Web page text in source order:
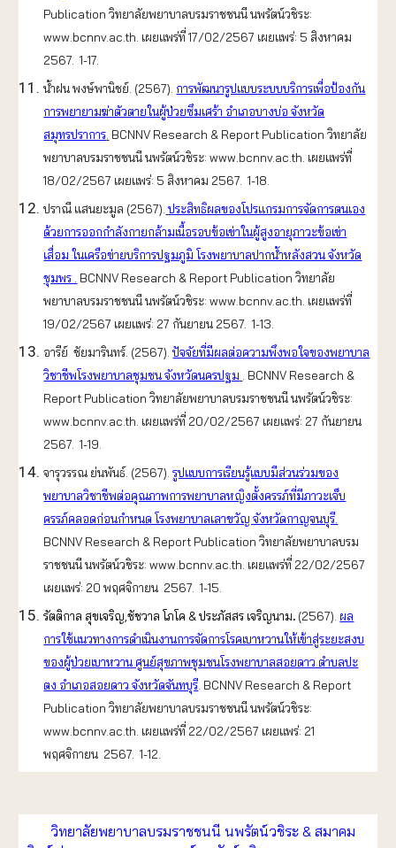
Publication วิทยาลัยพยาบาลบรมราชชนนี นพรัตน์วชิระ:
www.bcnnv.ac.th. เผยแพร่ที่ 17/02/2567 เผยแพร่: 5 สิงหาคม
2567. 1-17.
น้ำฝน พงษ์พานิชย์. (2567). การพัฒนารูปแบบระบบบริการเพื่อป้องกัน
การพยายามฆ่าตัวตายในผู้ป่วยซึมเศร้า อำเภอบางบ่อ จังหวัด
สมุทรปราการ BCNNV Research & Report Publication วิทยาลัย
พยาบาลบรมราชชนนี นพรัตน์วชิระ: www.bcnnv.ac.th. เผยแพร่ที่
18/02/2567 เผยแพร่: 5 สิงหาคม 2567. 1-18.
ปราณี แสนยะมูล (2567). ประสิทธิผลของโปรแกรมการจัดการตนเอง
ด้วยการออกกำลังกายกล้ามเนื้อรอบข้อเข่าในผู้สูงอายุภาวะข้อเข่า
เสื่อม ในเครือข่ายบริการปฐมภูมิ โรงพยาบาลปากน้ำหลังสวน จังหวัด
ชุมพร .
BCNNV Research & Report Publication วิทยาลัย
พยาบาลบรมราชชนนี นพรัตน์วชิระ: www.bcnnv.ac.th. เผยแพร่ที่
19/02/2567 เผยแพร่: 27 กันยายน 2567. 1-13.
อารีย์ ชัยมารินทร์. (2567).ปัจจัยที่มีผลต่อความพึงพอใจของพยาบาล
วิชาชีพโรงพยาบาลชุมชน จังหวัดนครปฐม
. BCNNV Research &
Report Publication วิทยาลัยพยาบาลบรมราชชนนี นพรัตน์วชิระ:
www.bcnnv.ac.th. เผยแพร่ที่ 20/02/2567 เผยแพร่: 27 กันยายน
2567. 1-19.
จารุวรรณ ย่นพันธ์. (2567).รูปแบบการเรียนรู้แบบมีส่วนร่วมของ
พยาบาลวิชาชีพต่อคุณภาพการพยาบาลหญิงตั้งครรภ์ที่มีภาวะเจ็บ
ครรภ์คลอดก่อนกําหนด โรงพยาบาลเลาขวัญ จังหวัดกาญจนบุรี.
BCNNV Research & Report Publication วิทยาลัยพยาบาลบรม
ราชชนนี นพรัตน์วชิระ: www.bcnnv.ac.th. เผยแพร่ที่ 22/02/2567
เผยแพร่: 20 พฤศจิกายน 2567. 1-15.
รัตติกาล สุขเจริญ,ชัชวาล โภโค & ประภัสสร เจริญนาม. (2567). ผล
การใช้แนวทางการดำเนินงานการจัดการโรคเบาหวานให้เข้าสู่ระยะสงบ
ของผู้ป่วยเบาหวาน ศูนย์สุขภาพชุมชนโรงพยาบาลสอยดาว ตำบลปะ
ตง อำเภอสอยดาว จังหวัดจันทบุรี . BCNNV Research & Report
Publication วิทยาลัยพยาบาลบรมราชชนนี นพรัตน์วชิระ:
www.bcnnv.ac.th. เผยแพร่ที่ 22/02/2567 เผยแพร่: 21
พฤศจิกายน 2567. 1-12.
วิทยาลัยพยาบาลบรมราชชนนี นพรัตน์วชิระ & สมาคม